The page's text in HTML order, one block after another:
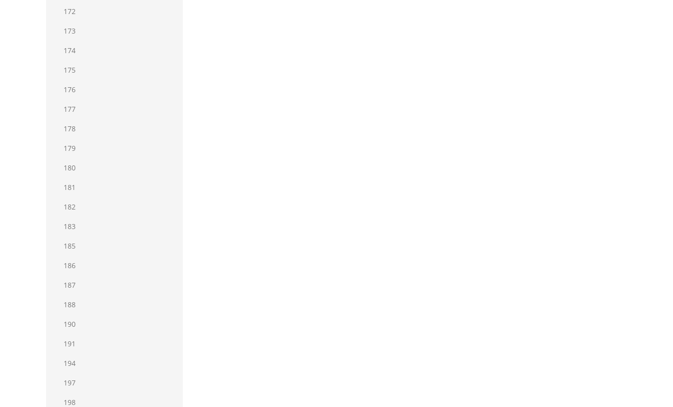
172
173
174
175
176
177
178
179
180
181
182
183
185
186
187
188
190
191
194
197
198